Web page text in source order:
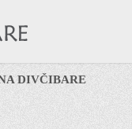
DIVČIBARE
ski